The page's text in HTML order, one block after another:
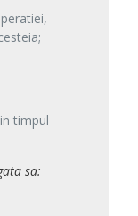
timpul
sa: